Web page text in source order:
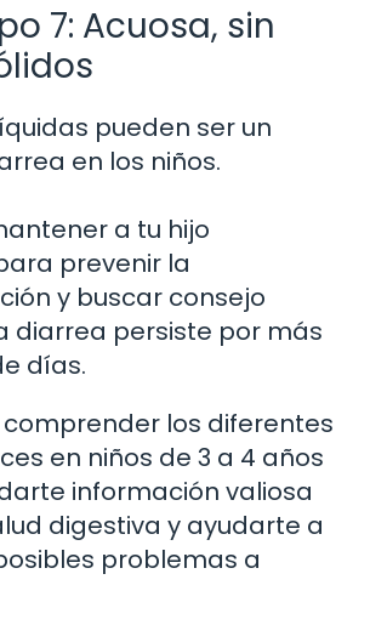
7: Acuosa, sin
pueden ser un
en los niños.
a tu hijo
prevenir la
y buscar consejo
diarrea persiste por más
días.
los diferentes
en niños de 3 a 4 años
información valiosa
digestiva y ayudarte a
problemas a